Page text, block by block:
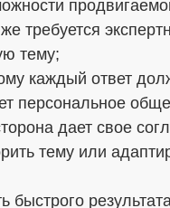
требуется
тему;
каждый ответ
персональное
дает свое
тему или
быстрого